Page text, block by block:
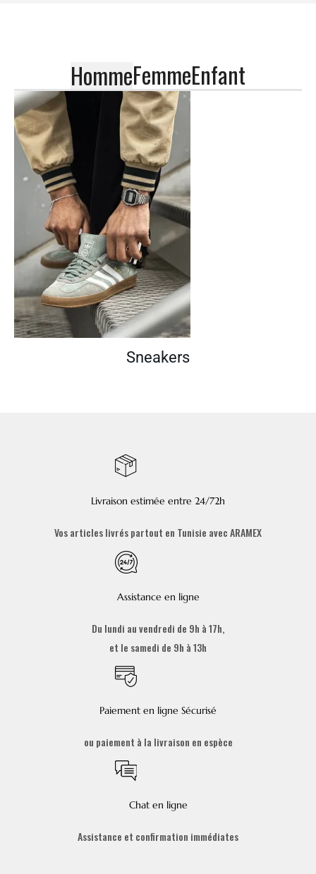
HommeFemmeEnfant
Sneakers
Livraison estimée entre 24/72h
Vos articles livrés partout en Tunisie avec ARAMEX
Assistance en ligne
Du lundi au vendredi de 9h à 17h,
et le samedi de 9h à 13h
Paiement en ligne Sécurisé
ou paiement à la livraison en espèce
Chat en ligne
Assistance et confirmation immédiates